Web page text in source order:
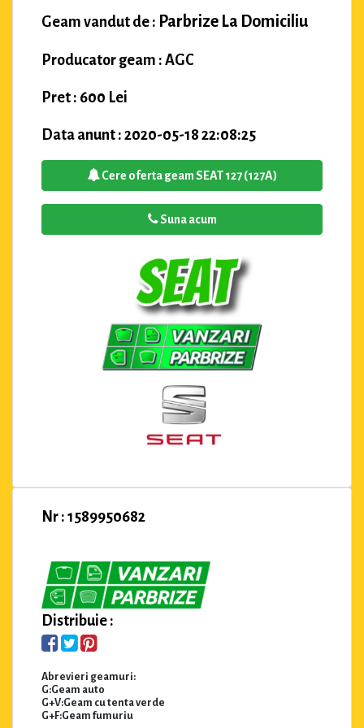
Geam vandut de : Parbrize La Domiciliu
Producator geam : AGC
Pret : 600 Lei
Data anunt : 2020-05-18 22:08:25
Cere oferta geam SEAT 127 (127A)
Suna acum
Nr : 1589950682
Distribuie :
Abrevieri geamuri:
G:Geam auto
G+V:Geam cu tenta verde
G+F:Geam fumuriu